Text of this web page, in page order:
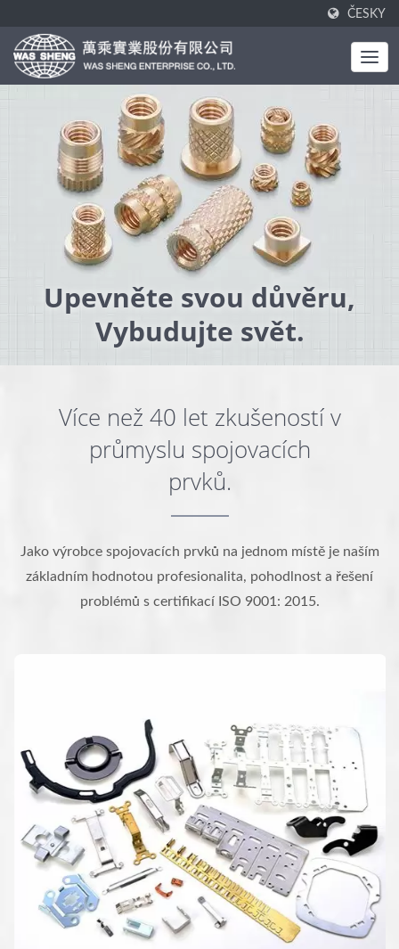
ČESKY
Upevněte svou důvěru,
Vybudujte svět.
Více než 40 let zkušeností v
průmyslu spojovacích
prvků.
Jako výrobce spojovacích prvků na jednom místě je naším
základním hodnotou profesionalita, pohodlnost a řešení
problémů s certifikací ISO 9001: 2015.